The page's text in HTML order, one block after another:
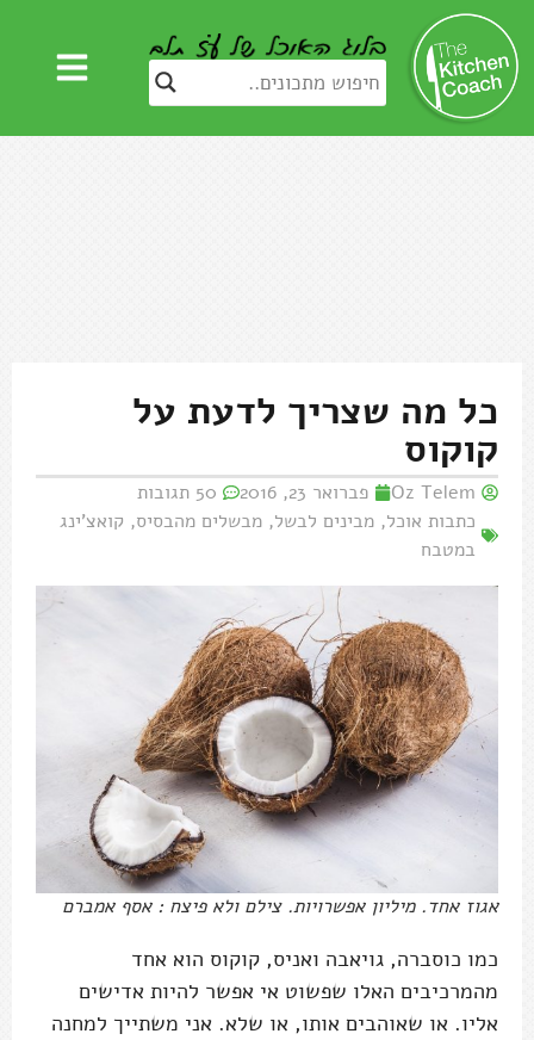
כל מה שצריך לדעת על
קוקוס
Oz Telem פברואר 23, 2016
50 תגובות
כתבות אוכל, מבינים לבשל, מבשלים מהבסיס, קואצ'ינג
במטבח
אגוז אחד. מיליון אפשרויות. צילם ולא פיצח : אסף אמברם
כמו כוסברה, גויאבה ואניס, קוקוס הוא אחד
מהמרכיבים האלו שפשוט אי אפשר להיות אדישים
אליו. או שאוהבים אותו, או שלא. אני משתייך למחנה